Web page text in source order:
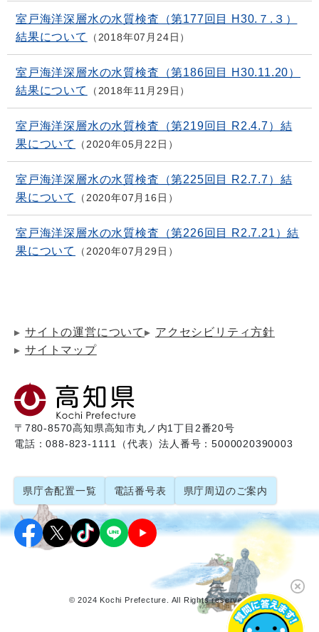
室戸海洋深層水の水質検査（第177回目 H30.７.３）
結果について
2018年07月24日
室戸海洋深層水の水質検査（第186回目 H30.11.20）
結果について
2018年11月29日
室戸海洋深層水の水質検査（第219回目 R2.4.7）結
果について
2020年05月22日
室戸海洋深層水の水質検査（第225回目 R2.7.7）結
果について
2020年07月16日
室戸海洋深層水の水質検査（第226回目 R2.7.21）結
果について
2020年07月29日
サイトの運営について
アクセシビリティ方針
サイトマップ
〒780-8570高知県高知市丸ノ内1丁目2番20号
電話：088-823-1111（代表）法人番号：5000020390003
県庁舎配置一覧 電話番号表 県庁周辺のご案内
© 2024 Kochi Prefecture. All Rights reserved.